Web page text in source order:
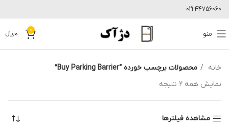
021-44756060
منو 0
0﷼
خانه
محصولات برچسب خورده “Buy Parking Barrier”
نمایش همه 2 نتیجه
مشاهده فیلترها